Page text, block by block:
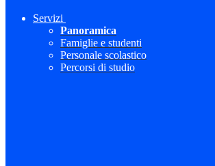
Servizi
Panoramica
Famiglie e studenti
Personale scolastico
Percorsi di studio